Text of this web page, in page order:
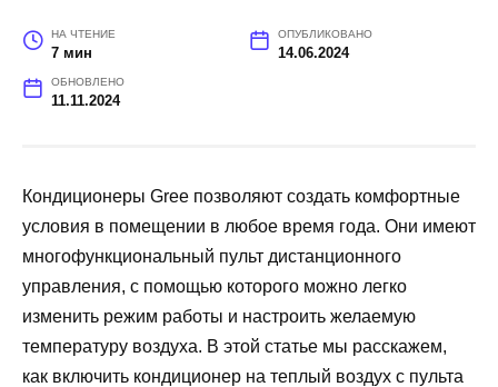
НА ЧТЕНИЕ
7 мин
ОПУБЛИКОВАНО
14.06.2024
ОБНОВЛЕНО
11.11.2024
Кондиционеры Gree позволяют создать комфортные
условия в помещении в любое время года. Они имеют
многофункциональный пульт дистанционного
управления, с помощью которого можно легко
изменить режим работы и настроить желаемую
температуру воздуха. В этой статье мы расскажем,
как включить кондиционер на теплый воздух с пульта